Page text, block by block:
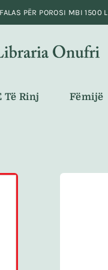
Të Rinj Fëmijë